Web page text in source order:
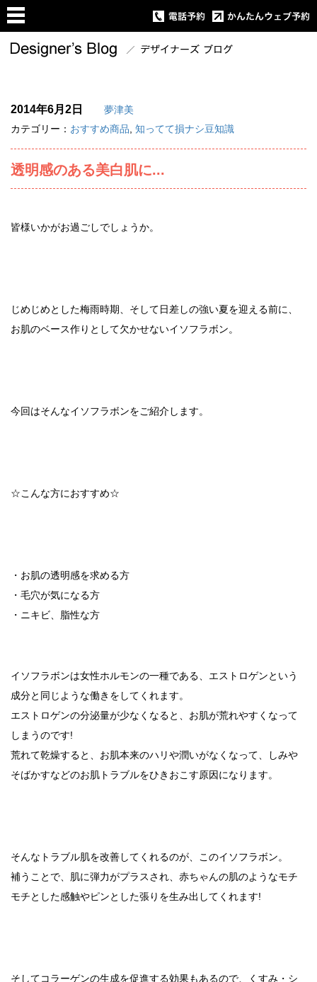
2014年6月2日
夢津美
カテゴリー： おすすめ商品, 知ってて損ナシ豆知識
透明感のある美白肌に...
皆様いかがお過ごしでしょうか。
じめじめとした梅雨時期、そして日差しの強い夏を迎える前に、
お肌のベース作りとして欠かせないイソフラボン。
今回はそんなイソフラボンをご紹介します。
☆こんな方におすすめ☆
・お肌の透明感を求める方
・毛穴が気になる方
・ニキビ、脂性な方
イソフラボンは女性ホルモンの一種である、エストロゲンという
成分と同じような働きをしてくれます。
エストロゲンの分泌量が少なくなると、お肌が荒れやすくなって
しまうのです!
荒れて乾燥すると、お肌本来のハリや潤いがなくなって、しみや
そばかすなどのお肌トラブルをひきおこす原因になります。
そんなトラブル肌を改善してくれるのが、このイソフラボン。
補うことで、肌に弾力がプラスされ、赤ちゃんの肌のようなモチ
モチとした感触やピンとした張りを生み出してくれます!
そしてコラーゲンの生成を促進する効果もあるので、くすみ・シ